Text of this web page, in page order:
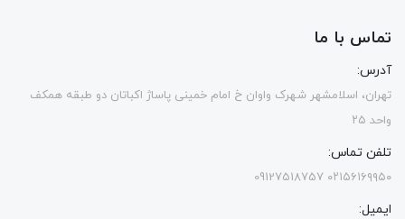
تماس با ما
آدرس:
تهران، اسلامشهر شهرک واوان خ امام خمینی پاساژ اکباتان دو طبقه همکف
واحد ۲۵
تلفن تماس:
۰۲۱۵۶۱۶۹۹۵۰ 09127518757
ایمیل: